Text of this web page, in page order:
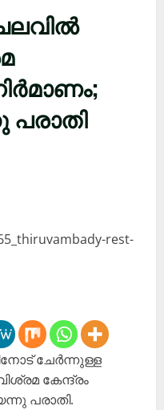
ചേർന്നുള്ള
കേന്ദ്രം
പരാതി.